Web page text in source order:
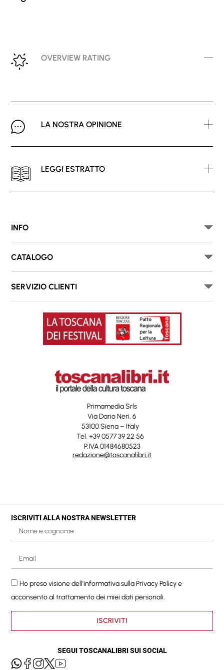
OVERVIEW RATING
LA NOSTRA OPINIONE
LEGGI ESTRATTO
INFO
CATALOGO
SERVIZIO CLIENTI
Primamedia Srls
Via Dario Neri, 6
53100 Siena – Italy
Tel. +39 0577 39 22 56
P.IVA 01484680523
redazione@toscanalibri.it
ISCRIVITI ALLA NOSTRA NEWSLETTER
Ho preso visione dell'informativa sullaPrivacy Policye
acconsento al trattamento dei miei dati personali.
ISCRIVITI
SEGUI TOSCANALIBRI SUI SOCIAL